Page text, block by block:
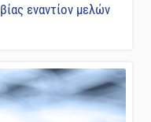
εναντίον μελών